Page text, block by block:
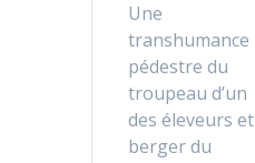
Une
transhumance
pédestre du
troupeau d’un
des éleveurs et
berger du